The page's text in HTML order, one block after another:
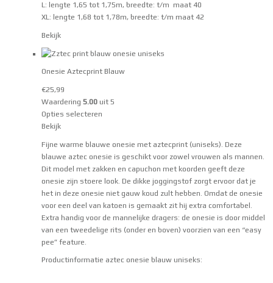
L: lengte 1,65 tot 1,75m, breedte: t/m maat 40
XL: lengte 1,68 tot 1,78m, breedte: t/m maat 42
Bekijk
Onesie Aztecprint Blauw
€25,99
Waardering 5.00 uit 5
Opties selecteren
Bekijk
Fijne warme blauwe onesie met aztecprint (uniseks). Deze
blauwe aztec onesie is geschikt voor zowel vrouwen als mannen.
Dit model met zakken en capuchon met koorden geeft deze
onesie zijn stoere look. De dikke joggingstof zorgt ervoor dat je
het in deze onesie niet gauw koud zult hebben. Omdat de onesie
voor een deel van katoen is gemaakt zit hij extra comfortabel.
Extra handig voor de mannelijke dragers: de onesie is door middel
van een tweedelige rits (onder en boven) voorzien van een “easy
pee” feature.
Productinformatie aztec onesie blauw uniseks: